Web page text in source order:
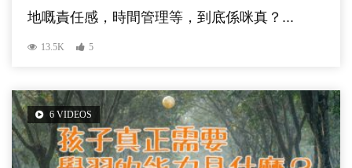
地嘅責任感，時間管理等，到底係咪真？...
13.5K 5
6 VIDEOS